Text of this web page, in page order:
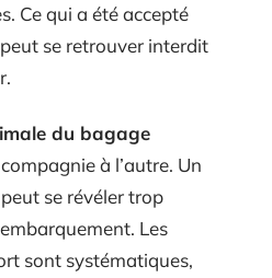
Ce qui a été accepté
se retrouver interdit
du bagage
à l’autre. Un
se révéler trop
Les
sont systématiques,